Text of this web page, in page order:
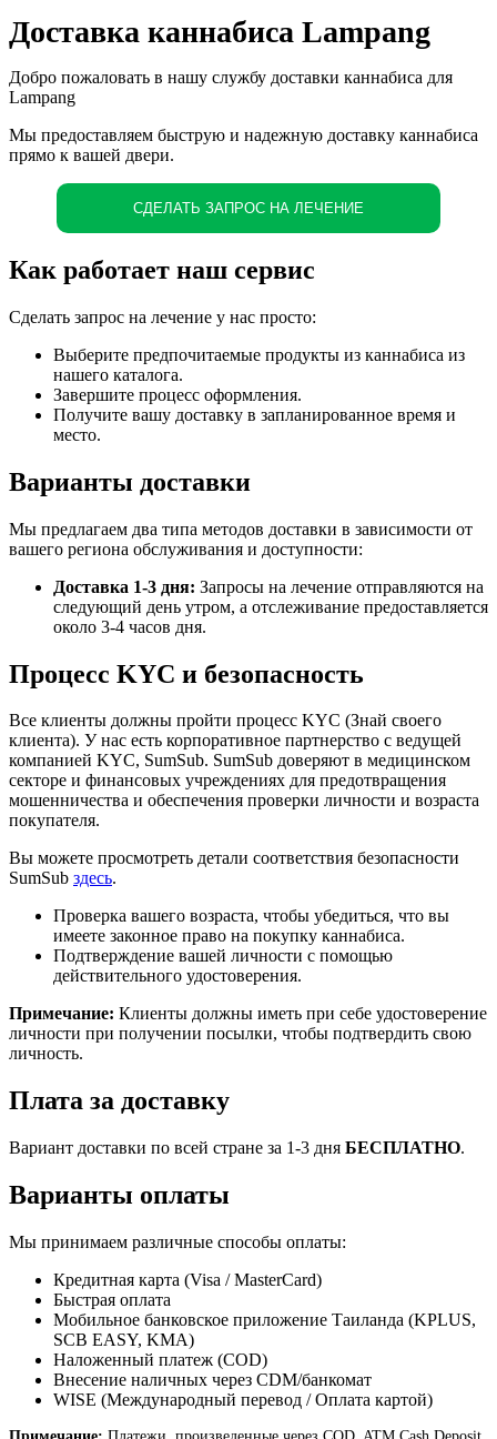
Доставка каннабиса Lampang
Добро пожаловать в нашу службу доставки каннабиса для
Lampang
Мы предоставляем быструю и надежную доставку каннабиса
прямо к вашей двери.
СДЕЛАТЬ ЗАПРОС НА ЛЕЧЕНИЕ
Как работает наш сервис
Сделать запрос на лечение у нас просто:
Выберите предпочитаемые продукты из каннабиса из
нашего каталога.
Завершите процесс оформления.
Получите вашу доставку в запланированное время и
место.
Варианты доставки
Мы предлагаем два типа методов доставки в зависимости от
вашего региона обслуживания и доступности:
Доставка 1-3 дня: Запросы на лечение отправляются на
следующий день утром, а отслеживание предоставляется
около 3-4 часов дня.
Процесс KYC и безопасность
Все клиенты должны пройти процесс KYC (Знай своего
клиента). У нас есть корпоративное партнерство с ведущей
компанией KYC, SumSub. SumSub доверяют в медицинском
секторе и финансовых учреждениях для предотвращения
мошенничества и обеспечения проверки личности и возраста
покупателя.
Вы можете просмотреть детали соответствия безопасности
SumSub здесь.
Проверка вашего возраста, чтобы убедиться, что вы
имеете законное право на покупку каннабиса.
Подтверждение вашей личности с помощью
действительного удостоверения.
Примечание: Клиенты должны иметь при себе удостоверение
личности при получении посылки, чтобы подтвердить свою
личность.
Плата за доставку
Вариант доставки по всей стране за 1-3 дня БЕСПЛАТНО.
Варианты оплаты
Мы принимаем различные способы оплаты:
Кредитная карта (Visa / MasterCard)
Быстрая оплата
Мобильное банковское приложение Таиланда (KPLUS,
SCB EASY, KMA)
Наложенный платеж (COD)
Внесение наличных через CDM/банкомат
WISE (Международный перевод / Оплата картой)